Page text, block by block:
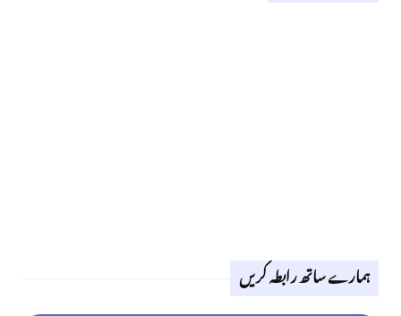
ہمارے ساتھ رابطہ کریں